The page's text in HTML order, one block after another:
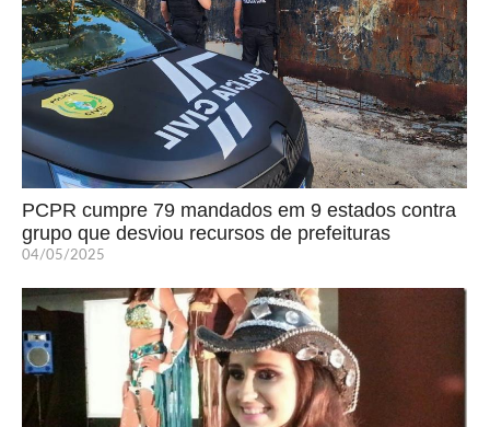
PCPR cumpre 79 mandados em 9 estados contra
grupo que desviou recursos de prefeituras
04/05/2025